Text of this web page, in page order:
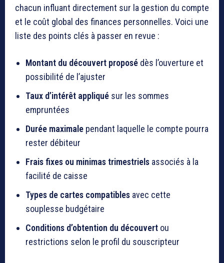
chacun influant directement sur la gestion du compte
et le coût global des finances personnelles. Voici une
liste des points clés à passer en revue :
Montant du découvert proposé dès l’ouverture et
possibilité de l’ajuster
Taux d’intérêt appliqué sur les sommes
empruntées
Durée maximale pendant laquelle le compte pourra
rester débiteur
Frais fixes ou minimas trimestriels associés à la
facilité de caisse
Types de cartes compatibles avec cette
souplesse budgétaire
Conditions d’obtention du découvert ou
restrictions selon le profil du souscripteur